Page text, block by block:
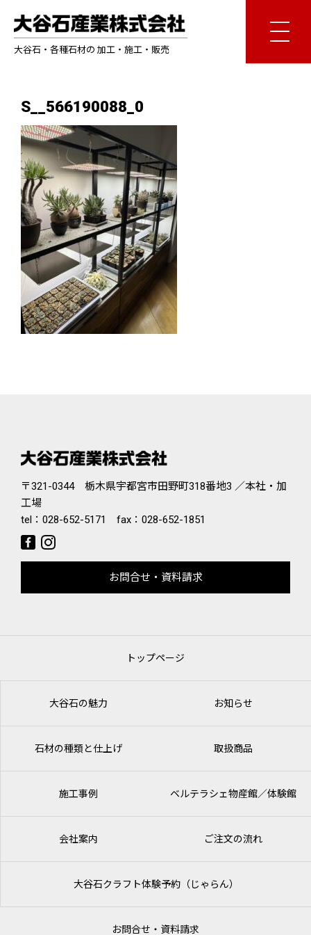
大谷石・各種石材の 加工・施工・販売
S__566190088_0
〒321-0344 栃木県宇都宮市田野町318番地3 ／本社・加
工場
tel： 028-652-5171 fax：028-652-1851
お問合せ・資料請求
トップページ
大谷石の魅力 お知らせ
石材の種類と仕上げ 取扱商品
施工事例 ベルテラシェ物産館／体験館
会社案内 ご注文の流れ
大谷石クラフト体験予約（じゃらん）
お問合せ・資料請求